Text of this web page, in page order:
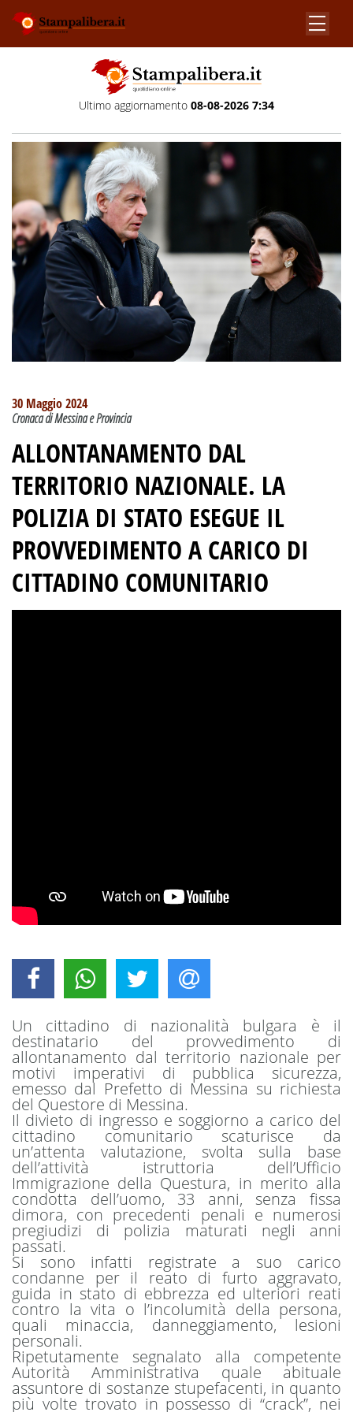
Ultimo aggiornamento 08-08-2026 7:34
30 Maggio 2024
Cronaca di Messina e Provincia
ALLONTANAMENTO DAL
TERRITORIO NAZIONALE. LA
POLIZIA DI STATO ESEGUE IL
PROVVEDIMENTO A CARICO DI
CITTADINO COMUNITARIO
Un cittadino di nazionalità bulgara è il
destinatario del provvedimento di
allontanamento dal territorio nazionale per
motivi imperativi di pubblica sicurezza,
emesso dal Prefetto di Messina su richiesta
del Questore di Messina.
Il divieto di ingresso e soggiorno a carico del
cittadino comunitario scaturisce da
un’attenta valutazione, svolta sulla base
dell’attività istruttoria dell’Ufficio
Immigrazione della Questura, in merito alla
condotta dell’uomo, 33 anni, senza fissa
dimora, con precedenti penali e numerosi
pregiudizi di polizia maturati negli anni
passati.
Si sono infatti registrate a suo carico
condanne per il reato di furto aggravato,
guida in stato di ebbrezza ed ulteriori reati
contro la vita o l’incolumità della persona,
quali minaccia, danneggiamento, lesioni
personali.
Ripetutamente segnalato alla competente
Autorità Amministrativa quale abituale
assuntore di sostanze stupefacenti, in quanto
più volte trovato in possesso di “crack”, nei